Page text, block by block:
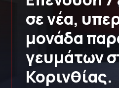
σε νέα,
μονάδα
γευμάτων
Κορινθίας.